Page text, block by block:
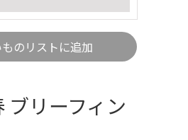
のリストに追加
リーフィン